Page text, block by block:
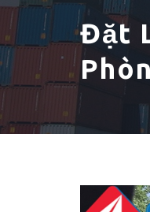
Đặt